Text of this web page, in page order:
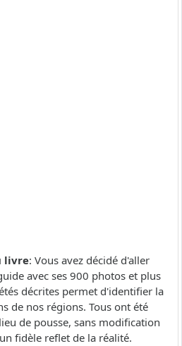
livre: Vous avez décidé d'aller
avec ses 900 photos et plus
décrites permet d'identifier la
de nos régions. Tous ont été
de pousse, sans modification
fidèle reflet de la réalité.